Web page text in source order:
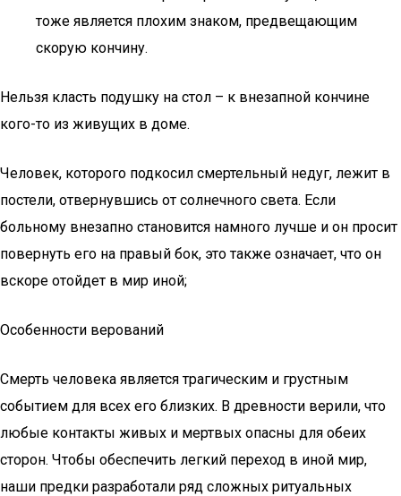
тоже является плохим знаком, предвещающим
скорую кончину.
Нельзя класть подушку на стол – к внезапной кончине
кого-то из живущих в доме.
Человек, которого подкосил смертельный недуг, лежит в
постели, отвернувшись от солнечного света. Если
больному внезапно становится намного лучше и он просит
повернуть его на правый бок, это также означает, что он
вскоре отойдет в мир иной;
Особенности верований
Смерть человека является трагическим и грустным
событием для всех его близких. В древности верили, что
любые контакты живых и мертвых опасны для обеих
сторон. Чтобы обеспечить легкий переход в иной мир,
наши предки разработали ряд сложных ритуальных